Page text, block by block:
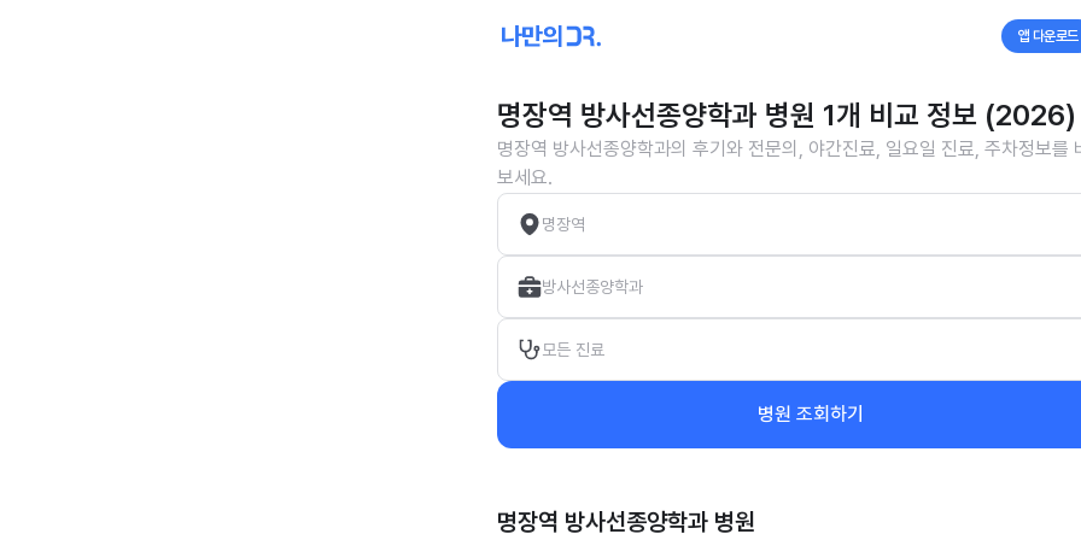
앱 다운로드
명장역 방사선종양학과 병원 1개 비교 정보 (2026)
명장역 방사선종양학과의 후기와 전문의, 야간진료, 일요일 진료, 주차정보를
보세요.
명장역
방사선종양학과
모든 진료
병원 조회하기
명장역 방사선종양학과 병원